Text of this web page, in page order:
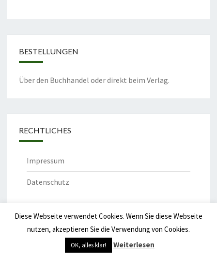
BESTELLUNGEN
Über den Buchhandel oder direkt beim Verlag.
RECHTLICHES
Impressum
Datenschutz
Stolz präsentiert von
Diese Webseite verwendet Cookies. Wenn Sie diese Webseite
nutzen, akzeptieren Sie die Verwendung von Cookies.
OK, alles klar! Weiterlesen